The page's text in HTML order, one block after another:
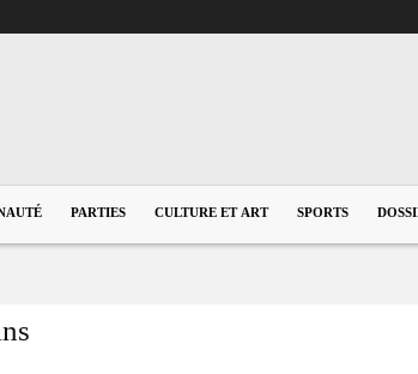
PARTIES CULTURE ET ART SPORTS